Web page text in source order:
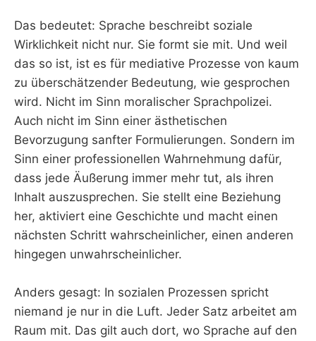
Das bedeutet: Sprache beschreibt soziale
Wirklichkeit nicht nur. Sie formt sie mit. Und weil
das so ist, ist es für mediative Prozesse von kaum
zu überschätzender Bedeutung, wie gesprochen
wird. Nicht im Sinn moralischer Sprachpolizei.
Auch nicht im Sinn einer ästhetischen
Bevorzugung sanfter Formulierungen. Sondern im
Sinn einer professionellen Wahrnehmung dafür,
dass jede Äußerung immer mehr tut, als ihren
Inhalt auszusprechen. Sie stellt eine Beziehung
her, aktiviert eine Geschichte und macht einen
nächsten Schritt wahrscheinlicher, einen anderen
hingegen unwahrscheinlicher.
Anders gesagt: In sozialen Prozessen spricht
niemand je nur in die Luft. Jeder Satz arbeitet am
Raum mit. Das gilt auch dort, wo Sprache auf den